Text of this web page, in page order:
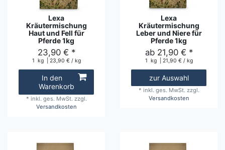
Lexa
Kräutermischung
Haut und Fell für
Pferde 1kg
23,90 € *
1 kg | 23,90 € / kg
In den
Warenkorb
* inkl. ges. MwSt. zzgl.
Versandkosten
Lexa
Kräutermischung
Leber und Niere für
Pferde 1kg
ab 21,90 € *
1 kg | 21,90 € / kg
zur Auswahl
* inkl. ges. MwSt. zzgl.
Versandkosten